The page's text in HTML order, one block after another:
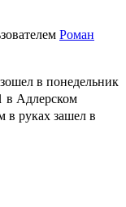
Роман
в понедельник
в Адлерском
в руках зашел в